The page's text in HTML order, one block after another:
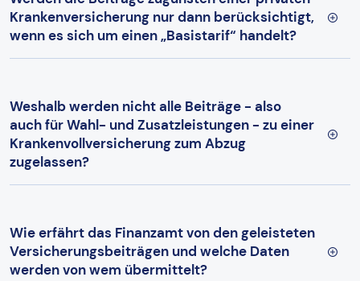
Krankenversicherung nur dann berücksichtigt,
wenn es sich um einen „Basistarif“ handelt?
Weshalb werden nicht alle Beiträge - also
auch für Wahl- und Zusatzleistungen - zu einer
Krankenvollversicherung zum Abzug
zugelassen?
Wie erfährt das Finanzamt von den geleisteten
Versicherungsbeiträgen und welche Daten
werden von wem übermittelt?